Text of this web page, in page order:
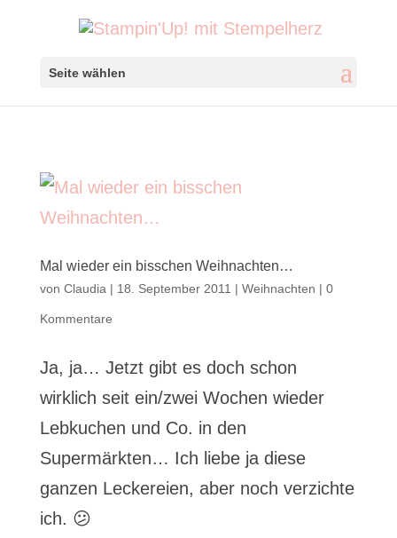
Seite wählen
Mal wieder ein bisschen Weihnachten…
von Claudia | 18. September 2011 | Weihnachten | 0
Kommentare
Ja, ja… Jetzt gibt es doch schon
wirklich seit ein/zwei Wochen wieder
Lebkuchen und Co. in den
Supermärkten… Ich liebe ja diese
ganzen Leckereien, aber noch verzichte
ich. 😕